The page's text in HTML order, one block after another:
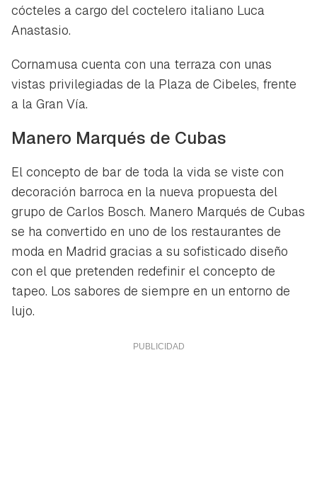
cócteles a cargo del coctelero italiano Luca
Anastasio.
Cornamusa cuenta con una terraza con unas
vistas privilegiadas de la Plaza de Cibeles, frente
a la Gran Vía.
Manero Marqués de Cubas
El concepto de bar de toda la vida se viste con
decoración barroca en la nueva propuesta del
grupo de Carlos Bosch. Manero Marqués de Cubas
se ha convertido en uno de los restaurantes de
moda en Madrid gracias a su sofisticado diseño
con el que pretenden redefinir el concepto de
tapeo. Los sabores de siempre en un entorno de
lujo.